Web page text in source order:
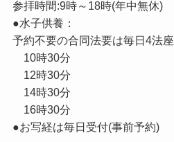
参拝時間:9時～18時(年中無休)
●水子供養：
予約不要の合同法要は毎日4法座
10時30分
12時30分
14時30分
16時30分
●お写経は毎日受付(事前予約)